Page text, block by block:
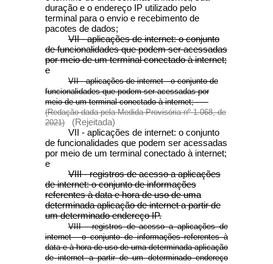
duração e o endereço IP utilizado pelo
terminal para o envio e recebimento de
pacotes de dados;
VII - aplicações de internet: o conjunto
de funcionalidades que podem ser acessadas
por meio de um terminal conectado à internet;
e
VII - aplicações de internet - o conjunto de
funcionalidades que podem ser acessadas por
meio de um terminal conectado à internet;
(Redação dada pela Medida Provisória nº 1.068, de
2021)
(Rejeitada)
VII - aplicações de internet: o conjunto
de funcionalidades que podem ser acessadas
por meio de um terminal conectado à internet;
e
VIII - registros de acesso a aplicações
de internet: o conjunto de informações
referentes à data e hora de uso de uma
determinada aplicação de internet a partir de
um determinado endereço IP.
VIII - registros de acesso a aplicações de
internet - o conjunto de informações referentes à
data e à hora de uso de uma determinada aplicação
de internet a partir de um determinado endereço